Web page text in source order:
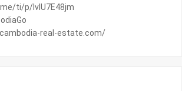
ti/p/IvIU7E48jm
real-estate.com/